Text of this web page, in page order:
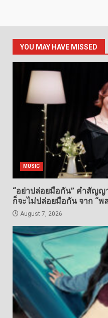
YOU MAY HAVE MISSED
MUSIC
“อย่าปล่อยมือกัน” คำสัญญ
ก็จะไม่ปล่อยมือกัน จาก “พ
August 7, 2026